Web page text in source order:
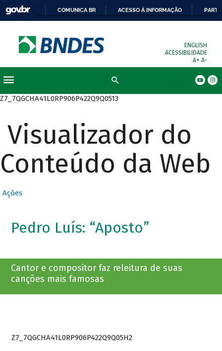
COMUNICA BR ACESSO À INFORMAÇÃO
ENGLISH
ACESSIBILIDADE
A+ A-
Z7_7QGCHA41L0RP906P422Q9Q0513
Visualizador do
Conteúdo da Web
Ações
Pedro Luís: “Aposto”
Cantor e compositor faz releitura de suas
canções mais famosas
Z7_7QGCHA41L0RP906P422Q9Q05H2